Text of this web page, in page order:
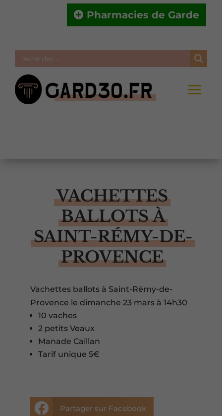
Pharmacies de Garde
VACHETTES
BALLOTS À
SAINT-RÉMY-DE-
PROVENCE
Vachettes ballots à Saint-Rémy-de-
Provence le dimanche 23 mars à 14h30
10 vaches
2 petits Veaux
Manade Caillan
Tarif unique 5€
 Partager sur Facebook